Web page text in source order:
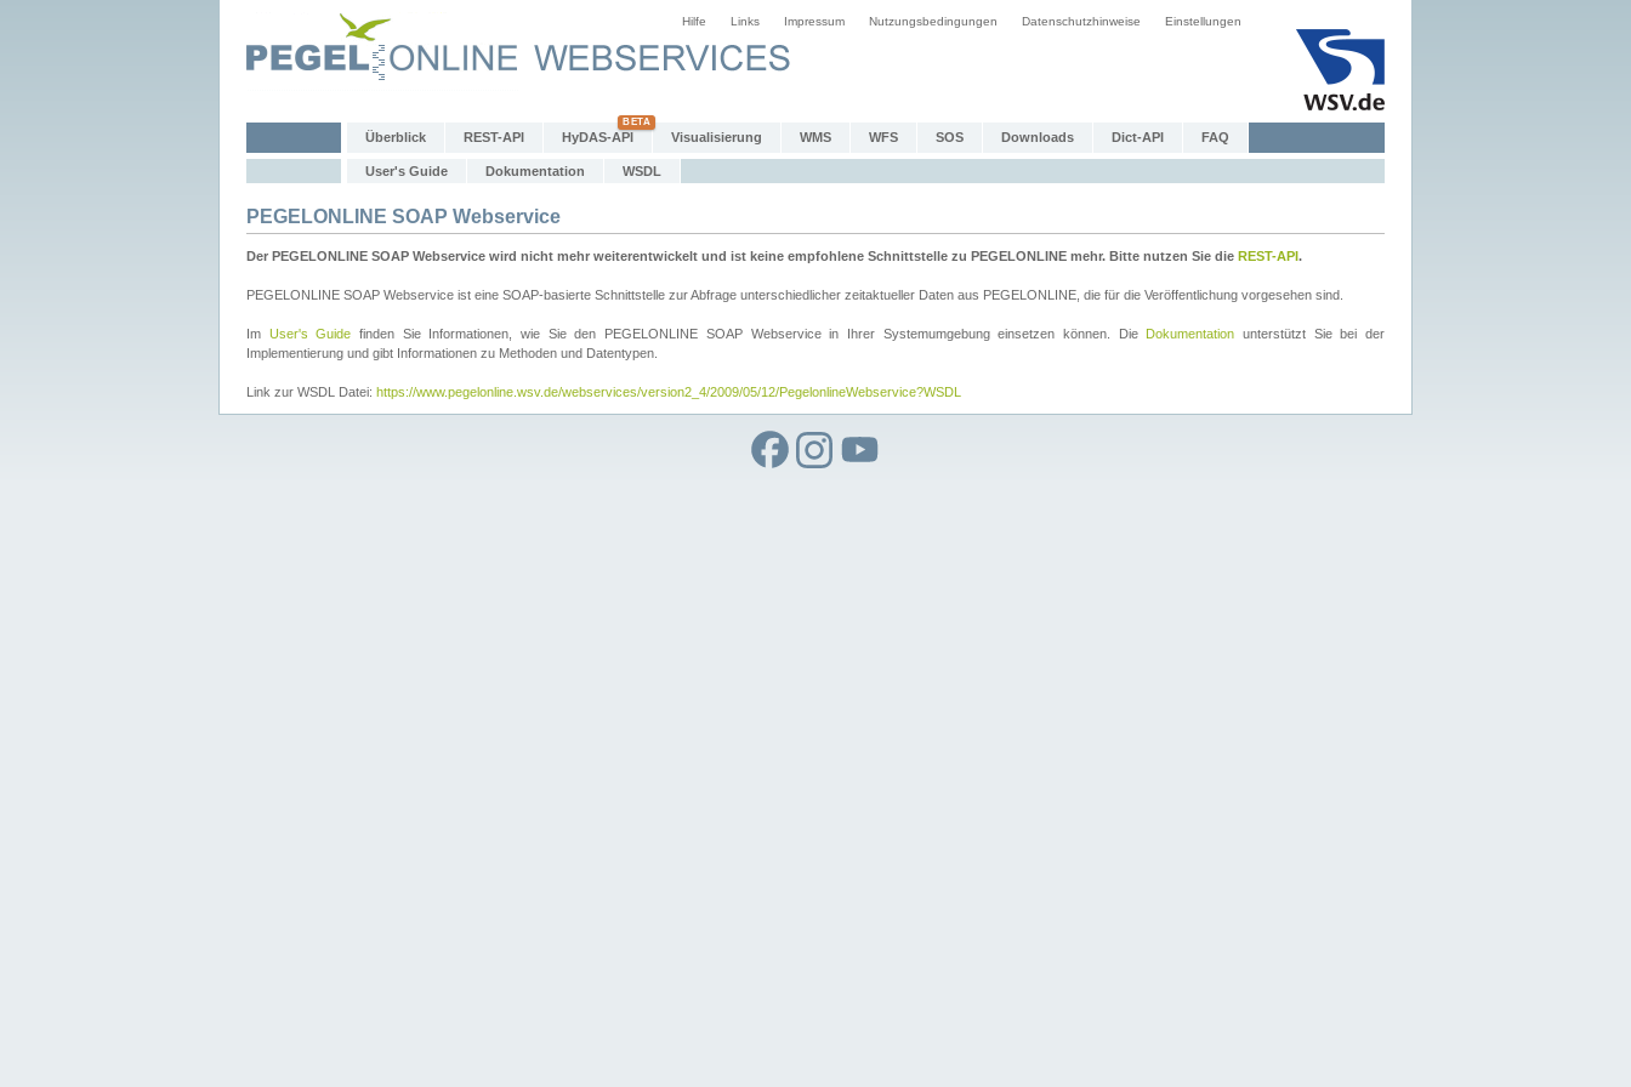
Hilfe Links Impressum Nutzungsbedingungen Datenschutzhinweise Einstellungen
Überblick REST-API HyDAS-API Visualisierung WMS WFS SOS Downloads Dict-API FAQ
User's Guide Dokumentation WSDL
PEGELONLINE SOAP Webservice
Der PEGELONLINE SOAP Webservice wird nicht mehr weiterentwickelt und ist keine empfohlene Schnittstelle zu PEGELONLINE mehr. Bitte nutzen Sie die REST-API.
PEGELONLINE SOAP Webservice ist eine SOAP-basierte Schnittstelle zur Abfrage unterschiedlicher zeitaktueller Daten aus PEGELONLINE, die für die Veröffentlichung vorgesehen sind.
Im User's Guide finden Sie Informationen, wie Sie den PEGELONLINE SOAP Webservice in Ihrer Systemumgebung einsetzen können. Die Dokumentation unterstützt Sie bei der
Implementierung und gibt Informationen zu Methoden und Datentypen.
Link zur WSDL Datei: https://www.pegelonline.wsv.de/webservices/version2_4/2009/05/12/PegelonlineWebservice?WSDL